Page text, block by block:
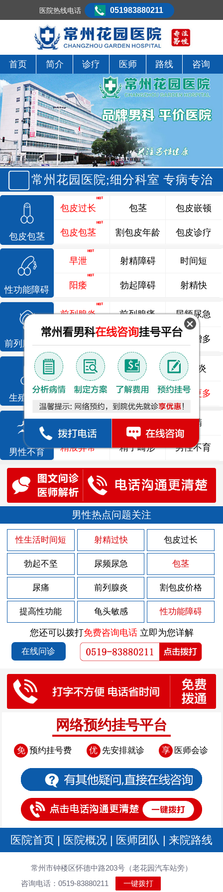
首页 简介 诊疗 医师 路线 咨询
常州花园医院;细分科室 专病专治
包皮包茎
包皮过长
包皮包茎
包茎
割包皮年龄
包皮嵌顿
包皮诊疗
性功能障碍
早泄
阳痿
射精障碍
勃起障碍
时间短
射精快
前列腺疾病
前列腺炎 前列腺痛 尿频尿急
前列腺增生 排尿不畅 夜尿增多
生殖感染
龟头炎 睾丸炎 尿道炎
尿相关 泌尿感染 了解更多
男性不育
死精 少精 弱精
精液异常 精子畸形 男性不育
男性热点问题关注
性生活时间短 射精过快 包皮过长
勃起不坚 尿频尿急 包茎
尿痛 前列腺炎 割包皮价格
提高性功能 龟头敏感 性功能障碍
您还可以拨打免费咨询电话立即为您详解
在线问诊
网络预约挂号平台
免 预约挂号费 优 先安排就诊 享 医师会诊
医院首页 | 医院概况 | 医师团队 | 来院路线
常州市钟楼区怀德中路203号（老花园汽车站旁）
咨询电话：0519-83880211
一键拨打
医院热线电话 051983880211